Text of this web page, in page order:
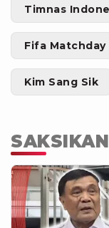
Timnas
Fifa Matchday
Kim Sang Sik